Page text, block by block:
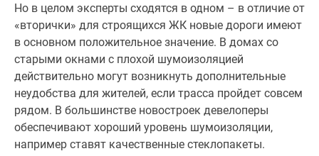
Но в целом эксперты сходятся в одном – в отличие от
«вторички» для строящихся ЖК новые дороги имеют
в основном положительное значение. В домах со
старыми окнами с плохой шумоизоляцией
действительно могут возникнуть дополнительные
неудобства для жителей, если трасса пройдет совсем
рядом. В большинстве новостроек девелоперы
обеспечивают хороший уровень шумоизоляции,
например ставят качественные стеклопакеты.